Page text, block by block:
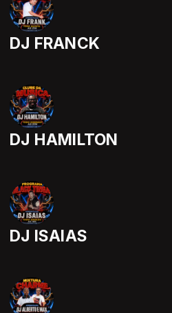
DJ FRANCK
DJ HAMILTON
DJ ISAIAS